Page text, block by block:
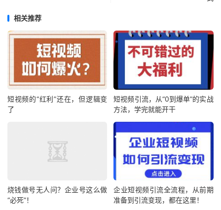
相关推荐
短视频的“红利”还在，但逻辑变
了
短视频引流，从“0到爆单”的实战
方法，学完就能开干
烧钱做号无人问？企业号这么做
“必死”！
企业短视频引流全流程，从前期
准备到引流变现，都在这里！